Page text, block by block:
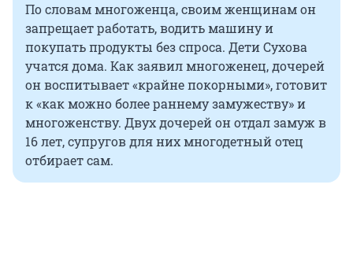
По словам многоженца, своим женщинам он
запрещает работать, водить машину и
покупать продукты без спроса. Дети Сухова
учатся дома. Как заявил многоженец, дочерей
он воспитывает «крайне покорными», готовит
к «как можно более раннему замужеству» и
многоженству. Двух дочерей он отдал замуж в
16 лет, супругов для них многодетный отец
отбирает сам.